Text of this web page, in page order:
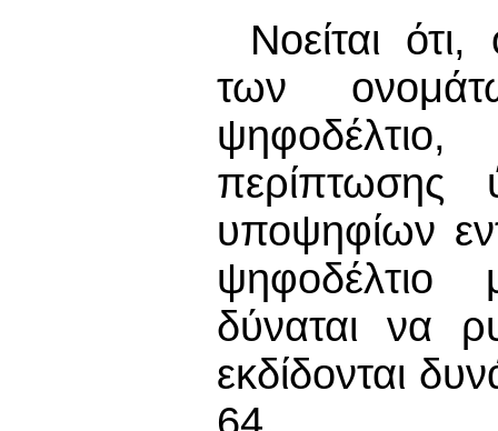
Νοείται
των
περίπτωσης
υποψηφίων
ψηφοδέλτιο
δύναται να
εκδίδονται